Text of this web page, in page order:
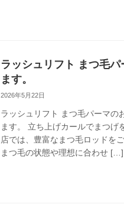
ラッシュリフト まつ毛
ます。
2026年5月22日
ラッシュリフト まつ毛パーマの
ます。 立ち上げカールでまつげ
店では、豊富なまつ毛ロッドを
まつ毛の状態や理想に合わせ […]